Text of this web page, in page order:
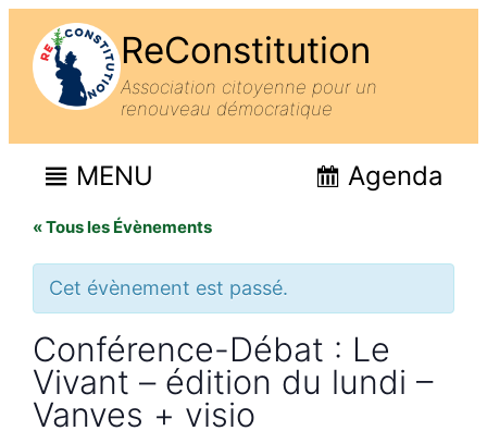
ReConstitution
Association citoyenne pour un
renouveau démocratique
MENU Agenda
« Tous les Évènements
Cet évènement est passé.
Conférence-Débat : Le
Vivant – édition du lundi –
Vanves + visio